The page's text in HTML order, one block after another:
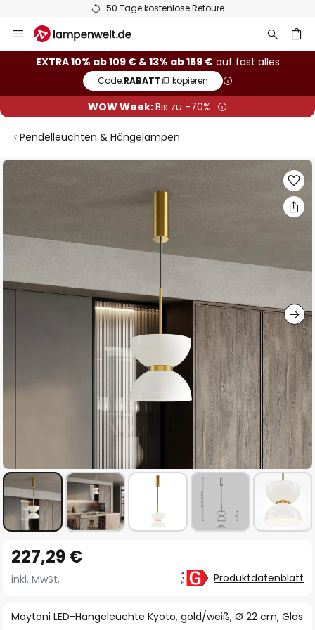
50 Tage kostenlose Retoure
Inhalt
springen
EXTRA 10% ab 109 € & 13% ab 159 €auf fast alles
Code:RABATT kopieren
WOW Week:Bis zu -70%
Pendelleuchten & Hängelampen
Zum
springen
Anfang
der
springen
Maytoni LED-Hängeleuchte Kyoto, gold/weiß, Ø 22 cm, Glas
227,29 €
inkl. MwSt. Produktdatenblatt